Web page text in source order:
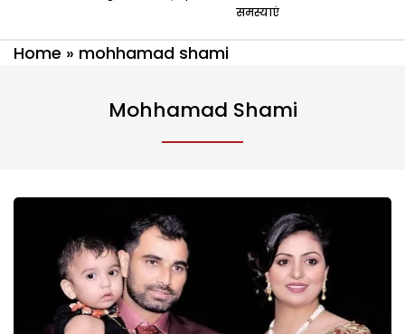
समस्याएं
Home » mohhamad shami
Mohhamad Shami